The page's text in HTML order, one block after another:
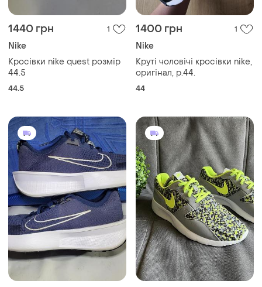
1440 грн 1
Nike
Кросівки nike quest розмір
44.5
44.5
1400 грн 1
Nike
Круті чоловічі кросівки nike,
оригінал, р.44.
44